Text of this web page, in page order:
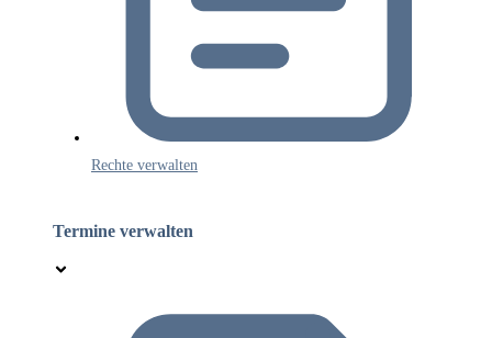
Rechte verwalten
Termine verwalten